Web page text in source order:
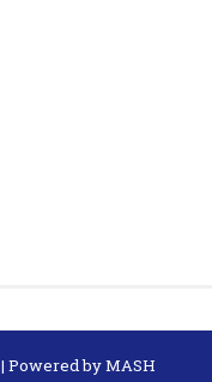
| Powered byMASH